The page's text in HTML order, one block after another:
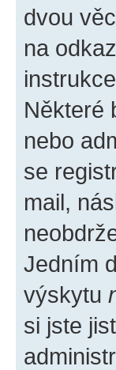
dvou
na odkaz
Některé
nebo
se
mail,
Jedním
výskytu
si jste